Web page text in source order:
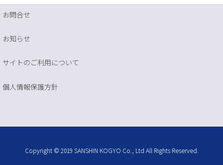
お問合せ
お知らせ
サイトのご利用について
個人情報保護方針
Copyright © 2019 SANSHIN KOGYO Co., Ltd All Rights Reserved.